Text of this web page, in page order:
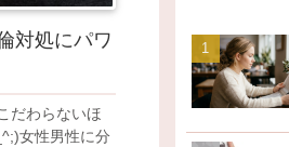
対処にパワ
だわらないほ
女性男性に分